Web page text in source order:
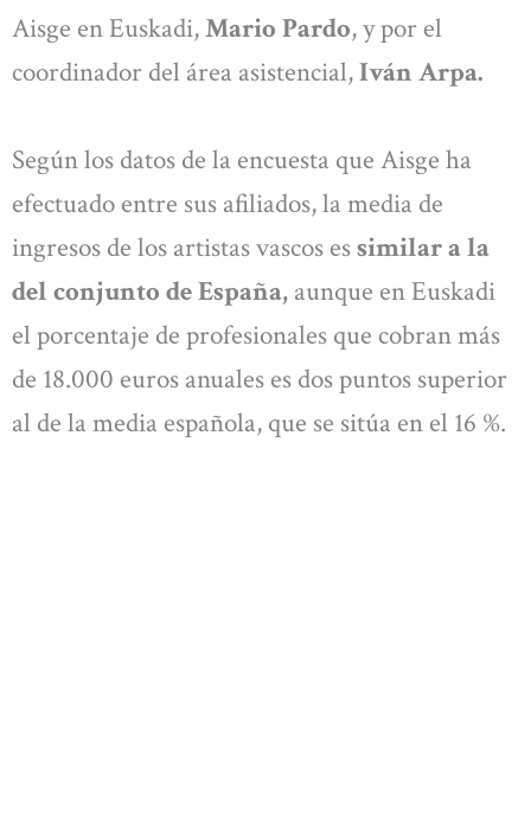
Aisge en Euskadi,Mario Pardo, y por el
coordinador del área asistencial,Iván Arpa.
Según los datos de la encuesta que Aisge ha
efectuado entre sus afiliados, la media de
ingresos de los artistas vascos essimilar a la
del conjunto de España, aunque en Euskadi
el porcentaje de profesionales que cobran más
de 18.000 euros anuales es dos puntos superior
al de la media española, que se sitúa en el 16 %.